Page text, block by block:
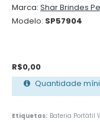
Marca: Shar Brindes
Modelo: SP57904
R$0,00
Quantidade
Etiquetas: Bateria Portátil